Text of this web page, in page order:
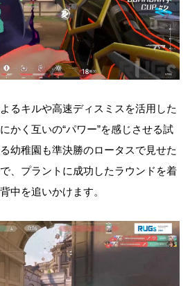
るキルや高速ディスミスを活用した
かく互いの“パワー”を感じさせる試
幼稚園も準決勝のロータスで見せた
、プラントに成功したラウンドを着
中を追いかけます。